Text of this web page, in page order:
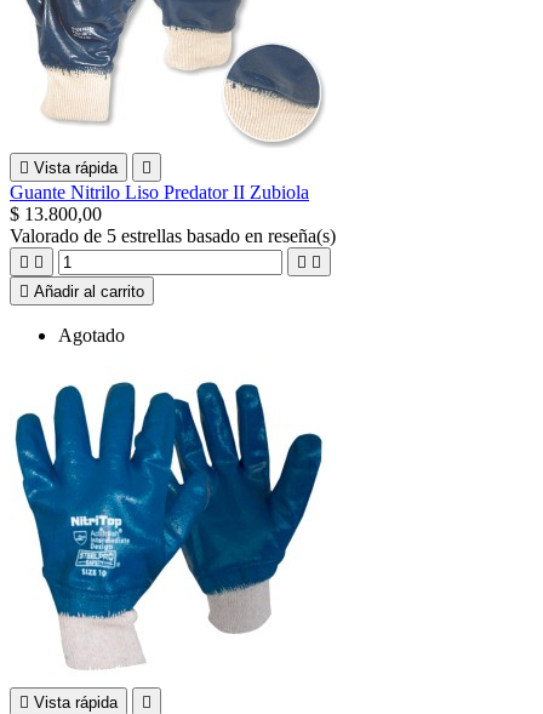
 Vista rápida 
Guante Nitrilo Liso Predator II Zubiola
$ 13.800,00
Valorado de 5 estrellas basado en reseña(s)
   
 Añadir al carrito
Agotado
 Vista rápida 